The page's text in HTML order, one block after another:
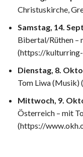
Christuskirche,
Samstag, 14.
Bibertal/Rüthen –
(https://kulturring-
Dienstag, 8.
Tom Liwa (Musik) (
Mittwoch, 9.
Österreich – mit
(https://